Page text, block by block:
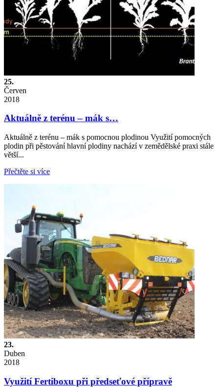
25.
Červen
2018
Aktuálně z terénu – mák s…
Aktuálně z terénu – mák s pomocnou plodinou Využití pomocných
plodin při pěstování hlavní plodiny nachází v zemědělské praxi stále
větší...
Přečtěte si více
23.
Duben
2018
Využití Fertiboxu při předseťové přípravě